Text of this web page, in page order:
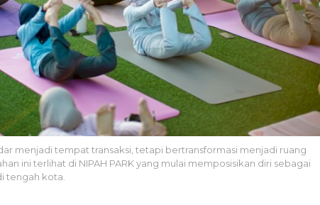
menjadi tempat transaksi, tetapi bertransformasi menjadi ruang
ini terlihat di NIPAH PARK yang mulai memposisikan diri sebagai
tengah kota.